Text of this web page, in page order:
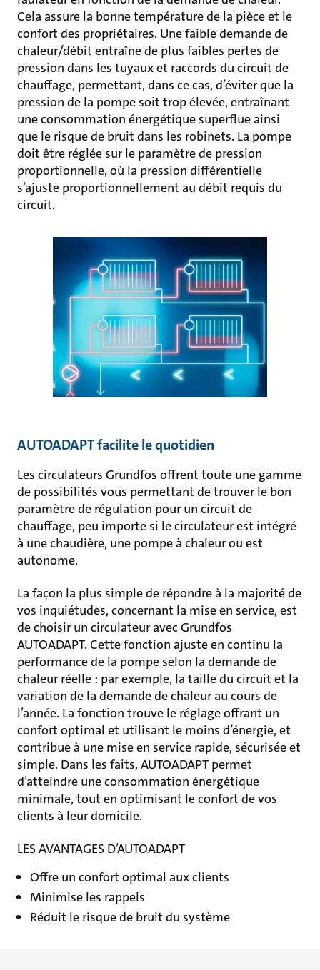
Cela assure la bonne température de la pièce et le
confort des propriétaires. Une faible demande de
chaleur/débit entraîne de plus faibles pertes de
pression dans les tuyaux et raccords du circuit de
chauffage, permettant, dans ce cas, d’éviter que la
pression de la pompe soit trop élevée, entraînant
une consommation énergétique superflue ainsi
que le risque de bruit dans les robinets. La pompe
doit être réglée sur le paramètre de pression
proportionnelle, où la pression différentielle
s’ajuste proportionnellement au débit requis du
circuit.
AUTOADAPT facilite le quotidien
Les circulateurs Grundfos offrent toute une gamme
de possibilités vous permettant de trouver le bon
paramètre de régulation pour un circuit de
chauffage, peu importe si le circulateur est intégré
à une chaudière, une pompe à chaleur ou est
autonome.
La façon la plus simple de répondre à la majorité de
vos inquiétudes, concernant la mise en service, est
de choisir un circulateur avec Grundfos
AUTOADAPT. Cette fonction ajuste en continu la
performance de la pompe selon la demande de
chaleur réelle : par exemple, la taille du circuit et la
variation de la demande de chaleur au cours de
l’année. La fonction trouve le réglage offrant un
confort optimal et utilisant le moins d’énergie, et
contribue à une mise en service rapide, sécurisée et
simple. Dans les faits, AUTOADAPT permet
d’atteindre une consommation énergétique
minimale, tout en optimisant le confort de vos
clients à leur domicile.
LES AVANTAGES D’AUTOADAPT
Offre un confort optimal aux clients
Minimise les rappels
Réduit le risque de bruit du système